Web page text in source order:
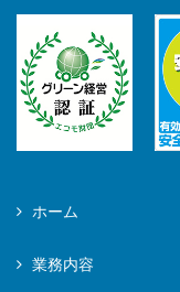
ホーム
業務内容